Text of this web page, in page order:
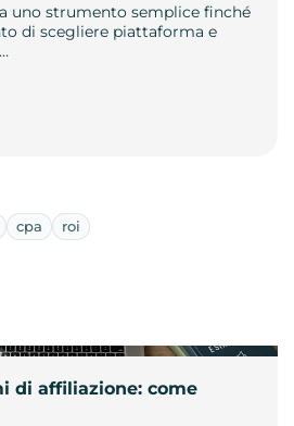
uno strumento semplice finché
di scegliere piattaforma e
cpa roi
di affiliazione: come